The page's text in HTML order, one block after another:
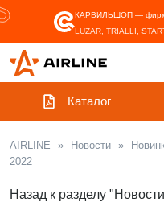
КАРВИЛЬШОП —
LUZAR, TRIALLI,
Каталог
AIRLINE » Новости »
2022
Назад к разделу